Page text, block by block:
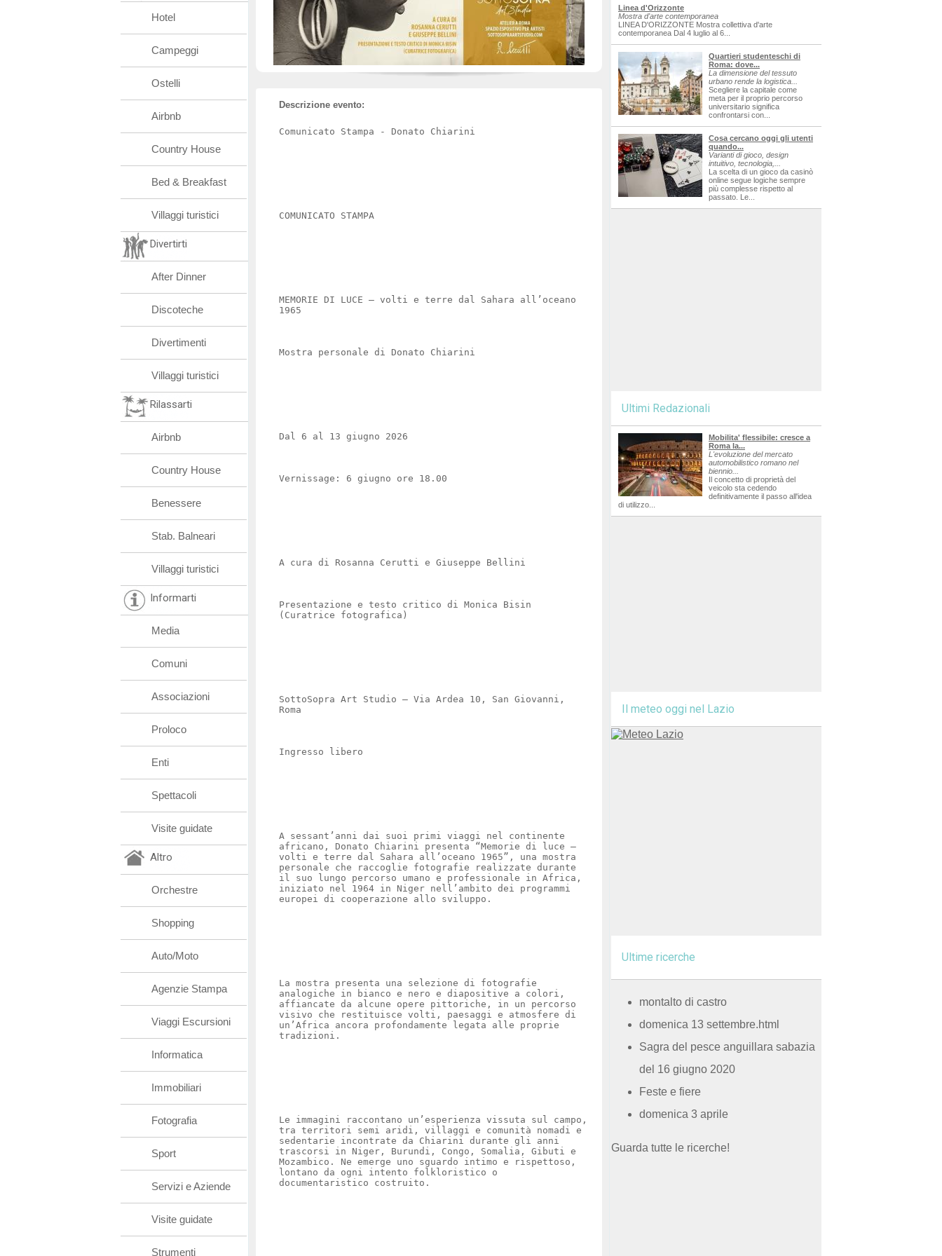
Descrizione evento:
Comunicato Stampa - Donato Chiarini
COMUNICATO STAMPA
MEMORIE DI LUCE – volti e terre dal Sahara all’oceano
1965
Mostra personale di Donato Chiarini
Dal 6 al 13 giugno 2026
Vernissage: 6 giugno ore 18.00
A cura di Rosanna Cerutti e Giuseppe Bellini
Presentazione e testo critico di Monica Bisin
(Curatrice fotografica)
SottoSopra Art Studio – Via Ardea 10, San Giovanni,
Roma
Ingresso libero
A sessant’anni dai suoi primi viaggi nel continente
africano, Donato Chiarini presenta “Memorie di luce –
volti e terre dal Sahara all’oceano 1965”, una mostra
personale che raccoglie fotografie realizzate durante
il suo lungo percorso umano e professionale in Africa,
iniziato nel 1964 in Niger nell’ambito dei programmi
europei di cooperazione allo sviluppo.
La mostra presenta una selezione di fotografie
analogiche in bianco e nero e diapositive a colori,
affiancate da alcune opere pittoriche, in un percorso
visivo che restituisce volti, paesaggi e atmosfere di
un’Africa ancora profondamente legata alle proprie
tradizioni.
Le immagini raccontano un’esperienza vissuta sul campo,
tra territori semi aridi, villaggi e comunità nomadi e
sedentarie incontrate da Chiarini durante gli anni
trascorsi in Niger, Burundi, Congo, Somalia, Gibuti e
Mozambico. Ne emerge uno sguardo intimo e rispettoso,
lontano da ogni intento folkloristico o
documentaristico costruito.
Hotel
Campeggi
Ostelli
Airbnb
Country House
Bed & Breakfast
Villaggi turistici
Divertirti
After Dinner
Discoteche
Divertimenti
Villaggi turistici
Rilassarti
Airbnb
Country House
Benessere
Stab. Balneari
Villaggi turistici
Informarti
Media
Comuni
Associazioni
Proloco
Enti
Spettacoli
Visite guidate
Altro
Orchestre
Shopping
Auto/Moto
Agenzie Stampa
Viaggi Escursioni
Informatica
Immobiliari
Fotografia
Sport
Servizi e Aziende
Visite guidate
Strumenti
Linea d'Orizzonte
Mostra d'arte contemporanea
LINEA D'ORIZZONTE Mostra collettiva d'arte
contemporanea Dal 4 luglio al 6...
Quartieri studenteschi di
Roma: dove...
La dimensione del tessuto
urbano rende la logistica...
Scegliere la capitale come
meta per il proprio percorso
universitario significa
confrontarsi con...
Cosa cercano oggi gli utenti
quando...
Varianti di gioco, design
intuitivo, tecnologia,...
La scelta di un gioco da casinò
online segue logiche sempre
più complesse rispetto al
passato. Le...
Ultimi Redazionali
Mobilita' flessibile: cresce a
Roma la...
L'evoluzione del mercato
automobilistico romano nel
biennio...
Il concetto di proprietà del
veicolo sta cedendo
definitivamente il passo all'idea
di utilizzo...
Il meteo oggi nel Lazio
Ultime ricerche
montalto di castro
domenica 13 settembre.html
Sagra del pesce anguillara sabazia
del 16 giugno 2020
Feste e fiere
domenica 3 aprile
Guarda tutte le ricerche!